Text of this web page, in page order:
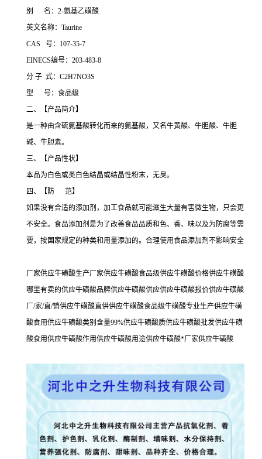
别 名：2-氨基乙磺酸
英文名称：Taurine
CAS 号：107-35-7
EINECS编号：203-483-8
分 子 式：C2H7NO3S
型 号：食品级
二、【产品简介】
是一种由含硫氨基酸转化而来的氨基酸，又名牛黄酸、牛胆酸、牛胆
碱、牛胆素。
三、【产品性状】
本品为白色或类白色结晶或结晶性粉末，无臭。
四、【防 范】
如果没有合适的添加剂，加工食品就可能滋生大量有害微生物，只会更
不安全。食品添加剂是为了改善食品品质和色、香、味以及为防腐等需
要，按国家规定的种类和用量添加的。合理使用食品添加剂不影响安全
厂家供应牛磺酸生产厂家供应牛磺酸食品级供应牛磺酸价格供应牛磺酸
哪里有卖的供应牛磺酸品牌供应牛磺酸供应供应牛磺酸报价供应牛磺酸
厂/家/直/销供应牛磺酸直供供应牛磺酸食品级牛磺酸专业生产供应牛磺
酸食用供应牛磺酸类别含量99%供应牛磺酸质供应牛磺酸批发供应牛磺
酸食用供应牛磺酸作用供应牛磺酸用途供应牛磺酸*厂家供应牛磺酸